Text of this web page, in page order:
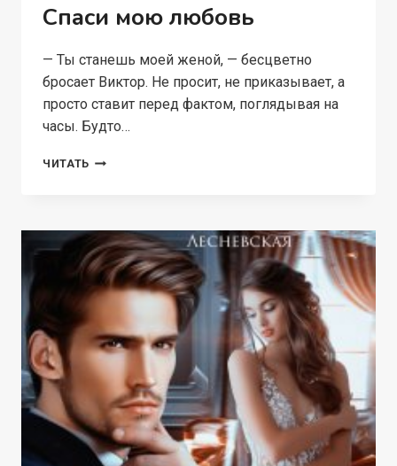
Спаси мою любовь
— Ты станешь моей женой, — бесцветно
бросает Виктор. Не просит, не приказывает, а
просто ставит перед фактом, поглядывая на
часы. Будто…
ЧИТАТЬ МАЛЬЧИШКИ
МОЮ
ЛЮБОВЬ